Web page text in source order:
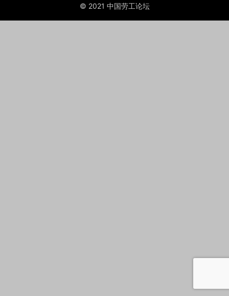
© 2021 中国劳工论坛